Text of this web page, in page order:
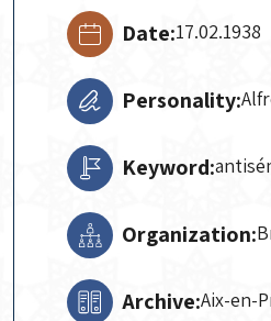
Date:17.02.1938
Personality:
Keyword:
Organization:
Archive:Aix-en-